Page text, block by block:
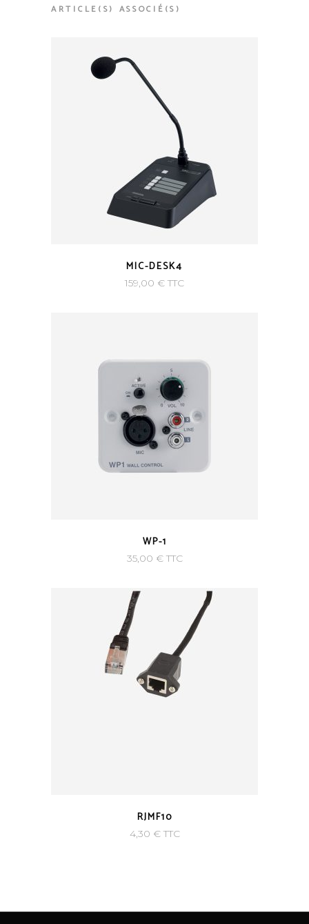
ARTICLE(S) ASSOCIÉ(S)
MIC-DESK4
159,00 €TTC
WP-1
35,00 €TTC
RJMF10
4,30 €TTC